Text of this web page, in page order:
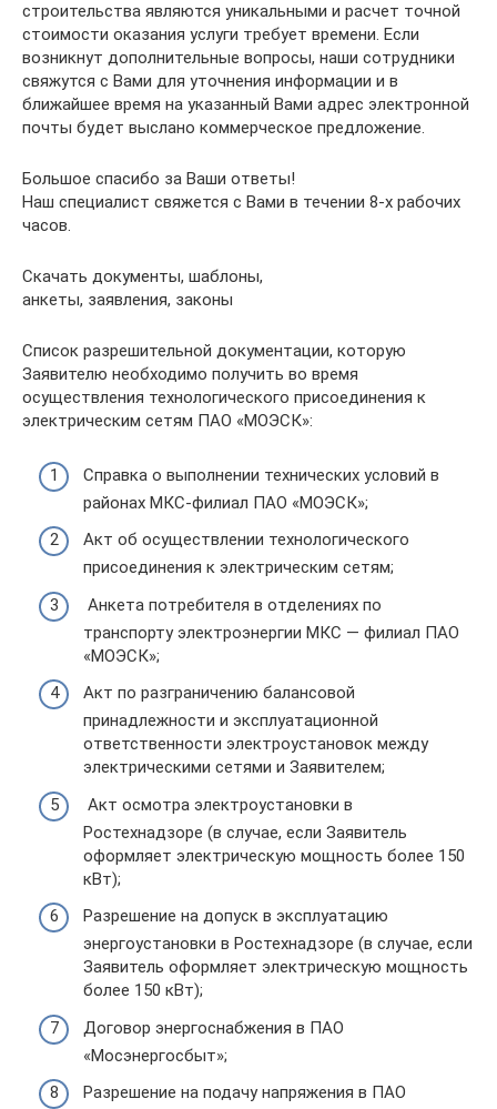
строительства являются уникальными и расчет точной
стоимости оказания услуги требует времени. Если
возникнут дополнительные вопросы, наши сотрудники
свяжутся с Вами для уточнения информации и в
ближайшее время на указанный Вами адрес электронной
почты будет выслано коммерческое предложение.
Большое спасибо за Ваши ответы!
Наш специалист свяжется с Вами в течении 8-x рабочих
часов.
Скачать документы, шаблоны,
анкеты, заявления, законы
Список разрешительной документации, которую
Заявителю необходимо получить во время
осуществления технологического присоединения к
электрическим сетям ПАО «МОЭСК»:
Справка о выполнении технических условий в
районах МКС-филиал ПАО «МОЭСК»;
Акт об осуществлении технологического
присоединения к электрическим сетям;
Анкета потребителя в отделениях по
транспорту электроэнергии МКС — филиал ПАО
«МОЭСК»;
Акт по разграничению балансовой
принадлежности и эксплуатационной
ответственности электроустановок между
электрическими сетями и Заявителем;
Акт осмотра электроустановки в
Ростехнадзоре (в случае, если Заявитель
оформляет электрическую мощность более 150
кВт);
Разрешение на допуск в эксплуатацию
энергоустановки в Ростехнадзоре (в случае, если
Заявитель оформляет электрическую мощность
более 150 кВт);
Договор энергоснабжения в ПАО
«Мосэнергосбыт»;
Разрешение на подачу напряжения в ПАО